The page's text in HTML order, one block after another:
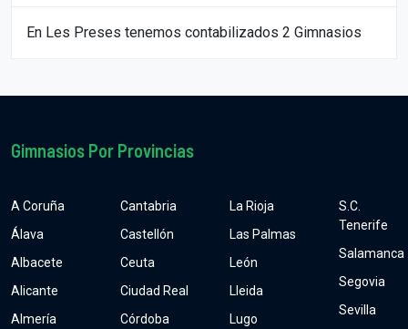
En Les Preses tenemos contabilizados 2 Gimnasios
Gimnasios Por Provincias
A Coruña
Álava
Albacete
Alicante
Almería
Cantabria
Castellón
Ceuta
Ciudad Real
Córdoba
La Rioja
Las Palmas
León
Lleida
Lugo
S.C.
Tenerife
Salamanca
Segovia
Sevilla